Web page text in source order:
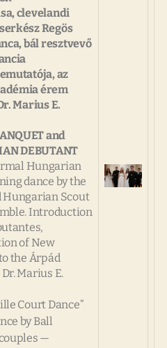
clevelandi
Regös
bál resztvevő
az
érem
Marius E.
and
DEBUTANT
Hungarian
dance by the
Hungarian Scout
Introduction
of New
the Árpád
Marius E.
Court Dance”
by Ball
—